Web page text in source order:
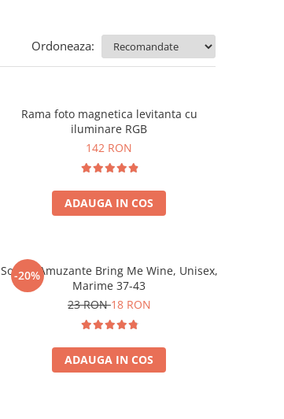
Ordoneaza:
Rama foto magnetica levitanta cu
iluminare RGB
142 RON
ADAUGA IN COS
-20%
Sosete Amuzante Bring Me Wine, Unisex,
Marime 37-43
23 RON18 RON
ADAUGA IN COS